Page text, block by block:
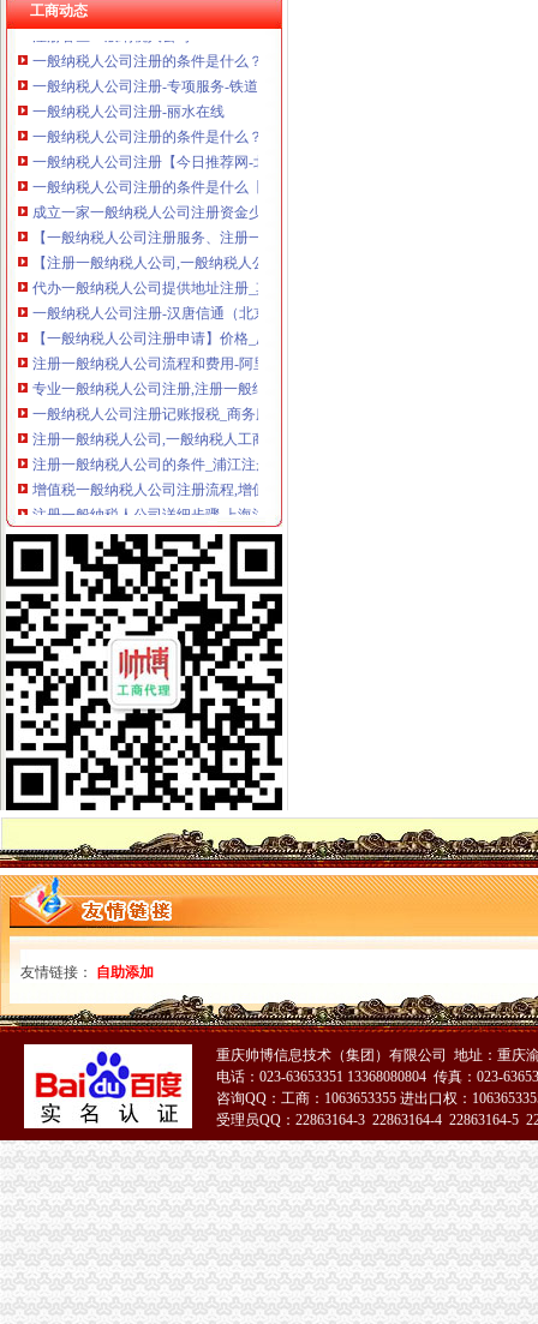
工商动态
注册各区一般纳税人公司
一般纳税人公司注册的条件是什么？-爱问知识人
一般纳税人公司注册-专项服务-铁道网
一般纳税人公司注册-丽水在线
一般纳税人公司注册的条件是什么？
一般纳税人公司注册【今日推荐网-北京工商/税务/财务】
一般纳税人公司注册的条件是什么【今日推荐网-北京工商/税务/财务】
成立一家一般纳税人公司注册资金少为多少_百度知道
【一般纳税人公司注册服务、注册一般纳税人公司、注册公司办照】
【注册一般纳税人公司,一般纳税人公司注册,山西公司注册。】价格
代办一般纳税人公司提供地址注册_其它类栏目_机电之家网
一般纳税人公司注册-汉唐信通（北京）咨询股份有限公司
【一般纳税人公司注册申请】价格_厂家_图片-Hc360慧聪网
注册一般纳税人公司流程和费用-阿里巴巴
专业一般纳税人公司注册,注册一般纳税人公司需要什么条件费用？
一般纳税人公司注册记账报税_商务服务_厦门小鱼社区_厦门小鱼网
注册一般纳税人公司,一般纳税人工商注册代理_志趣网
注册一般纳税人公司的条件_浦江注册公司代理_新浪博客
增值税一般纳税人公司注册流程,增值税一般纳税人公司_志趣网
注册一般纳税人公司详细步骤,上海注册一般纳税人公司-上海经济开
北京审批一般纳税人公司注册代办条件
南京浦口区一般纳税人公司注册流程-中介代理-滨州媒网
增值税一般纳税人如何免费注册公司-律知识|华律网(
科技一般纳税人公司注册
浦口一般纳税人公司注册哪家好-中介代理-互动百科
工业园区一般纳税人公司注册要多久-商务服务-秦岛新闻资讯网
一般纳税人公司注册-广州58同城
一般纳税人公司注册_百度知道
北京一般纳税人公司注册【工商吧】_百度贴吧
一般纳税人公司注册下来要多少钱？-上海58同城
一般纳税人注册一般纳税人公司深圳公司注册代理做账工商年检
一般纳税人公司注册代理-商务服务
上海一般纳税人公司注册-商务服务-绍兴E网
供应苏州一般纳税人公司注册（图）-供应信息-环球经贸网
【一般纳税人公司注册】-会计服务-南京赶集网
小规模、一般纳税人公司注册_朗辉为你服务__杭州19楼
一般纳税人公司注册代理记账内容价格|一般纳税人公司注册代理记账内
工业园区信誉高的一般纳税人公司注册-商务服务-互动百科
代办北京一般纳税人公司注册申请条件-北京便民网
注册商标,申请一般纳税人,注册公司,财税代理
一般纳税人公司注册记账报税_商务服务_厦门小鱼社区_厦门小鱼网
松岗专业免费申请一般纳税人注册公司-深圳58同城
小规模、一般纳税人公司注册_郎辉财务公司注册__杭州19楼
朝区一般纳税人公司注册代理公司-爱喇叭网
一般纳税人公司注册
一般纳税人公司注册
一般纳税人公司注册的条件是什么？-爱问知识人
一般纳税人公司注册,注册一般纳税人公司无需场地-供应信息-环球
一般纳税人公司注册
一般纳税人公司注册流程都有哪些呢？你知道吗？-重庆社区
重庆巴南区公司注册一般纳税人申请
重庆公司注册、工商办理、税务办理、一般纳税人申请【今日推荐网-
友情链接： 自助添加
重庆帅博信息技术（集团）有限公司 地址：重庆
电话：023-63653351 13368080804 传真：023-
咨询QQ：工商：1063653355 进出口权：
受理员QQ：22863164-3 22863164-4 22863164-5